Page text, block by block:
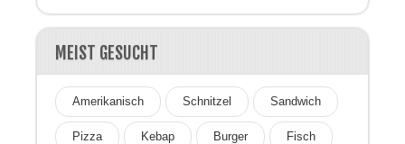
MEIST GESUCHT
Amerikanisch Schnitzel Sandwich
Pizza Kebap Burger Fisch